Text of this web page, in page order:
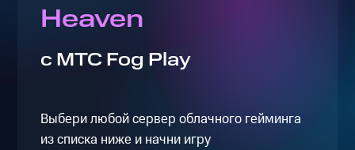
Heaven
с МТС Fog Play
Выбери любой сервер облачного гейминга
из списка ниже и начни игру